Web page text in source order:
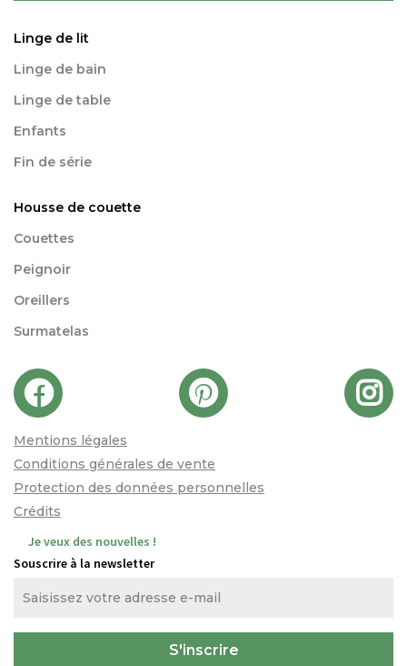
Linge de lit
Linge de bain
Linge de table
Enfants
Fin de série
Housse de couette
Couettes
Peignoir
Oreillers
Surmatelas
Mentions légales
Conditions générales de vente
Protection des données personnelles
Crédits
Je veux des nouvelles !
Souscrire à la newsletter